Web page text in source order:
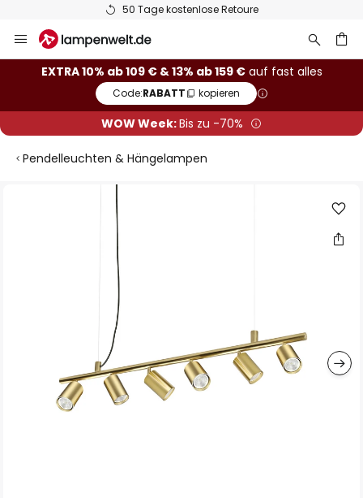
50 Tage kostenlose Retoure
Inhalt
springen
EXTRA 10% ab 109 € & 13% ab 159 €auf fast alles
Code:RABATT kopieren
WOW Week:Bis zu -70%
Pendelleuchten & Hängelampen